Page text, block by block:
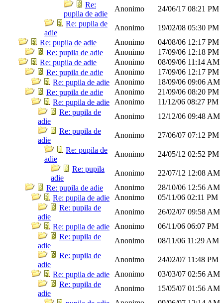
Re:
pupila de adie
Anonimo 24/06/17 08:21 PM
Re: pupila de
adie
Anonimo 19/02/08 05:30 PM
Re: pupila de adie
Anonimo 04/08/06 12:17 PM
Re: pupila de adie
Anonimo 17/09/06 12:18 PM
Re: pupila de adie
Anonimo 08/09/06 11:14 AM
Re: pupila de adie
Anonimo 17/09/06 12:17 PM
Re: pupila de adie
Anonimo 18/09/06 09:06 AM
Re: pupila de adie
Anonimo 21/09/06 08:20 PM
Re: pupila de adie
Anonimo 11/12/06 08:27 PM
Re: pupila de
adie
Anonimo 12/12/06 09:48 AM
Re: pupila de
adie
Anonimo 27/06/07 07:12 PM
Re: pupila de
adie
Anonimo 24/05/12 02:52 PM
Re: pupila
adie
Anonimo 22/07/12 12:08 AM
Re: pupila de adie
Anonimo 28/10/06 12:56 AM
Re: pupila de adie
Anonimo 05/11/06 02:11 PM
Re: pupila de
adie
Anonimo 26/02/07 09:58 AM
Re: pupila de adie
Anonimo 06/11/06 06:07 PM
Re: pupila de
adie
Anonimo 08/11/06 11:29 AM
Re: pupila de
adie
Anonimo 24/02/07 11:48 PM
Re: pupila de adie
Anonimo 03/03/07 02:56 AM
Re: pupila de
adie
Anonimo 15/05/07 01:56 AM